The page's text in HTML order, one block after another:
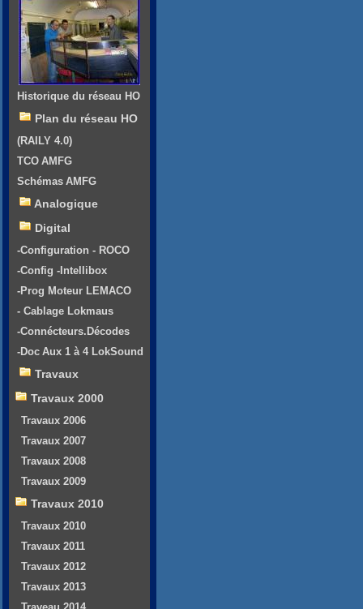
Historique du réseau HO
Plan du réseau HO
(RAILY 4.0)
TCO AMFG
Schémas AMFG
Analogique
Digital
-Configuration - ROCO
-Config -Intellibox
-Prog Moteur LEMACO
- Cablage Lokmaus
-Connécteurs.Décodes
-Doc Aux 1 à 4 LokSound
Travaux
Travaux 2000
Travaux 2006
Travaux 2007
Travaux 2008
Travaux 2009
Travaux 2010
Travaux 2010
Travaux 2011
Travaux 2012
Travaux 2013